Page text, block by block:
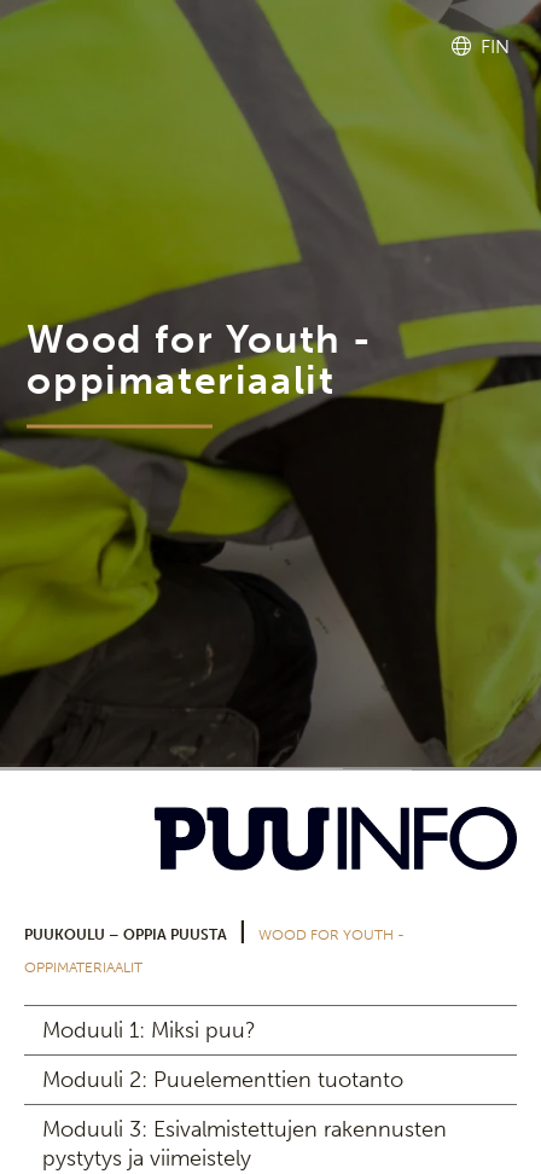
FIN
Wood for Youth -
oppimateriaalit
PUUKOULU – OPPIA PUUSTA
WOOD FOR YOUTH -
OPPIMATERIAALIT
Moduuli 1: Miksi puu?
Moduuli 2: Puuelementtien tuotanto
Moduuli 3: Esivalmistettujen rakennusten
pystytys ja viimeistely